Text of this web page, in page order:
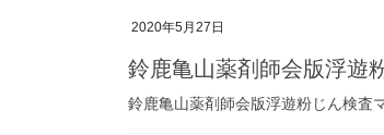
2020年5月27日
鈴鹿亀山薬剤師会版浮遊
鈴鹿亀山薬剤師会版浮遊粉じん検査